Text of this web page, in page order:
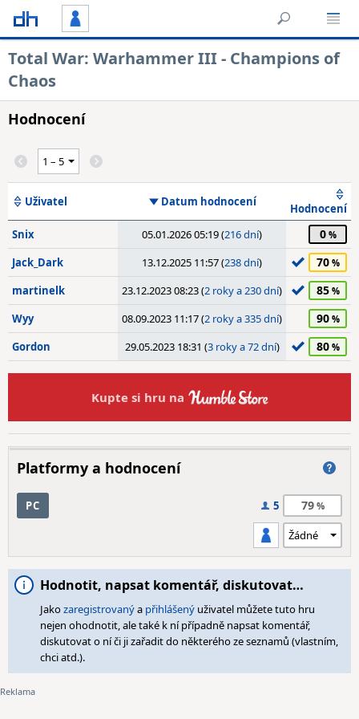
Total War: Warhammer III - Champions of
Chaos
Hodnocení
Uživatel Datum hodnocení
Hodnocení
Snix
05.01.2026 05:19 (216 dní) 0
Jack_Dark 13.12.2025 11:57 (238 dní) 70
martinelk 23.12.2023 08:23 (2 roky a 230 dní) 85
Wyy 08.09.2023 11:17 (2 roky a 335 dní) 90
Gordon 29.05.2023 18:31 (3 roky a 72 dní) 80
Kupte si hru na
Platformy a hodnocení
PC 5 79
Hodnotit, napsat komentář, diskutovat…
Jakozaregistrovanýa přihlášený uživatel můžete tuto hru
nejen ohodnotit, ale také k ní případně napsat komentář,
diskutovat o ní či ji zařadit do některého ze seznamů (vlastním,
chci atd.).